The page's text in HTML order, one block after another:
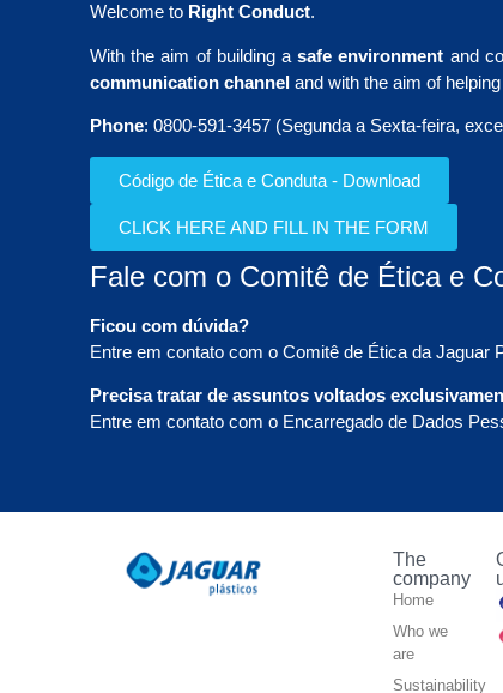
Welcome to Right Conduct.
With the aim of building asafe environment and
communication channel and with the aim of
Phone: 0800-591-3457 (Segunda a Sexta-feira,
Código de Ética e Conduta - Download
CLICK HERE AND FILL IN THE FORM
Fale com o Comitê de Ética e
Ficou com dúvida?
Entre em contato com o Comitê de Ética da Jaguar
Precisa tratar de assuntos voltados
Entre em contato com o Encarregado de Dados
The
company
Home
Who we
are
Sustainability